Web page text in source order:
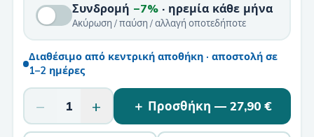
Συνδρομή −7%· ηρεμία κάθε μήνα
Ακύρωση / παύση / αλλαγή οποτεδήποτε
Διαθέσιμο από κεντρική αποθήκη · αποστολή σε
1–2 ημέρες
− 1 + ＋ Προσθήκη — 27,90 €